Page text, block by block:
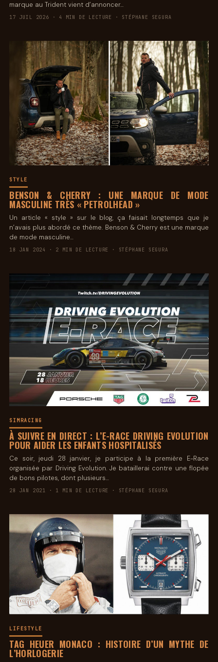
marque au Trident vient d’annoncer…
17 JUIL 2026 · 4 MIN DE LECTURE · STÉPHANE SEGURA
STYLE
BENSON & CHERRY : UNE MARQUE DE MODE
MASCULINE TRÈS « PETROLHEAD »
Un article « style » sur le blog, ça faisait longtemps que je
n’avais plus abordé ce thème. Benson & Cherry est une marque
de mode masculine…
18 JAN 2024 · 2 MIN DE LECTURE · STÉPHANE SEGURA
SIMRACING
À SUIVRE EN DIRECT : L’E-RACE DRIVING EVOLUTION
POUR AIDER LES ENFANTS HOSPITALISÉS
Ce soir, jeudi 28 janvier, je participe à la première E-Race
organisée par Driving Evolution. Je bataillerai contre une flopée
de bons pilotes, dont plusieurs…
28 JAN 2021 · 1 MIN DE LECTURE · STÉPHANE SEGURA
LIFESTYLE
TAG HEUER MONACO : HISTOIRE D’UN MYTHE DE
L’HORLOGERIE